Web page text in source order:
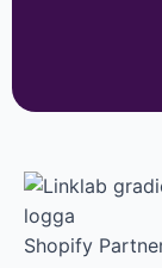
Shopify